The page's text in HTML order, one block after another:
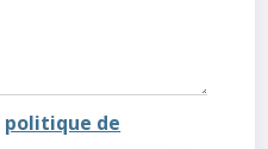
politique de